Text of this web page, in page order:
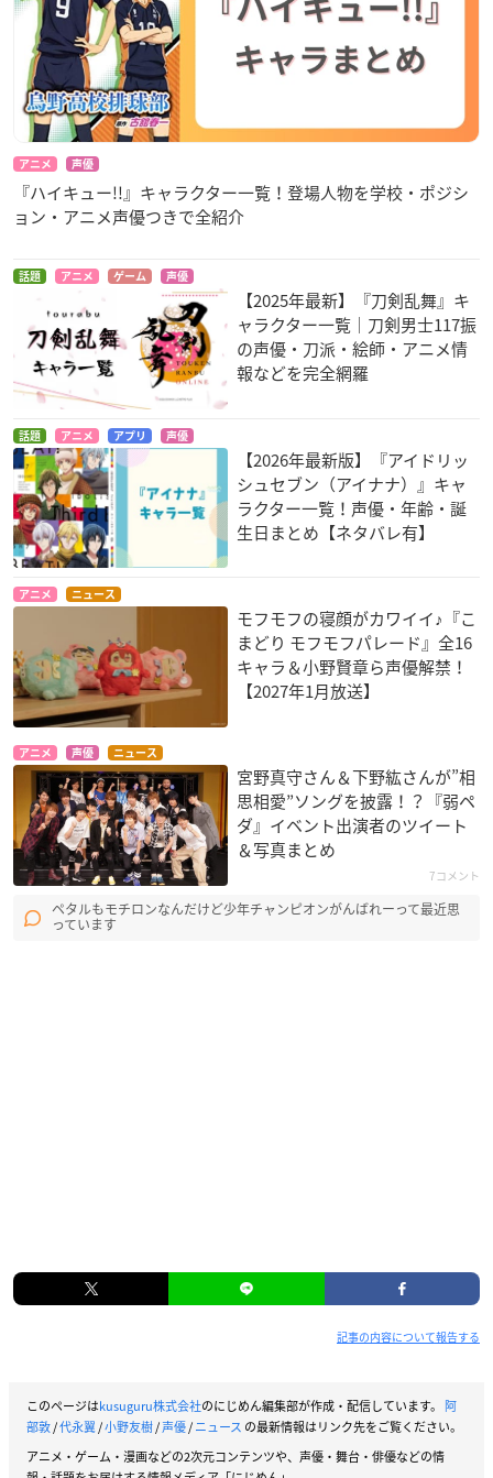
アニメ 声優
『ハイキュー!!』キャラクター一覧！登場人物を学校・ポジシ
ョン・アニメ声優つきで全紹介
話題 アニメ ゲーム 声優
【2025年最新】『刀剣乱舞』キ
ャラクター一覧｜刀剣男士117振
の声優・刀派・絵師・アニメ情
報などを完全網羅
話題 アニメ アプリ 声優
【2026年最新版】『アイドリッ
シュセブン（アイナナ）』キャ
ラクター一覧！声優・年齢・誕
生日まとめ【ネタバレ有】
アニメ ニュース
モフモフの寝顔がカワイイ♪『こ
まどり モフモフパレード』全16
キャラ＆小野賢章ら声優解禁！
【2027年1月放送】
アニメ 声優 ニュース
宮野真守さん＆下野紘さんが”相
思相愛”ソングを披露！？『弱ペ
ダ』イベント出演者のツイート
＆写真まとめ
7コメント
ペタルもモチロンなんだけど少年チャンピオンがんばれーって最近思
っています
記事の内容について報告する
このページはkusuguru株式会社のにじめん編集部が作成・配信しています。 阿
部敦/代永翼/小野友樹/声優/ニュース の最新情報はリンク先をご覧ください。
アニメ・ゲーム・漫画などの2次元コンテンツや、声優・舞台・俳優などの情